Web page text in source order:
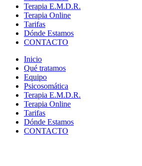
Terapia E.M.D.R.
Terapia Online
Tarifas
Dónde Estamos
CONTACTO
Inicio
Qué tratamos
Equipo
Psicosomática
Terapia E.M.D.R.
Terapia Online
Tarifas
Dónde Estamos
CONTACTO